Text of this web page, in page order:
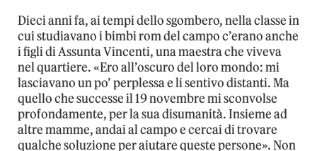
Dieci anni fa, ai tempi dello sgombero, nella classe in
cui studiavano i bimbi rom del campo c’erano anche
i figli di Assunta Vincenti, una maestra che viveva
nel quartiere. «Ero all’oscuro del loro mondo: mi
lasciavano un po’ perplessa e li sentivo distanti. Ma
quello che successe il 19 novembre mi sconvolse
profondamente, per la sua disumanità. Insieme ad
altre mamme, andai al campo e cercai di trovare
qualche soluzione per aiutare queste persone». Non